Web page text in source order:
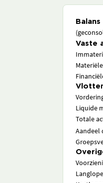
Balans
Vaste
Liquide
Totale
Aandeel